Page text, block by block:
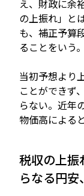
え、財政に余
の上振れ」と
も、補正予算
ることをいう。
当初予想より
ことができず
らない。近年
物価高による
税収の上振
らなる円